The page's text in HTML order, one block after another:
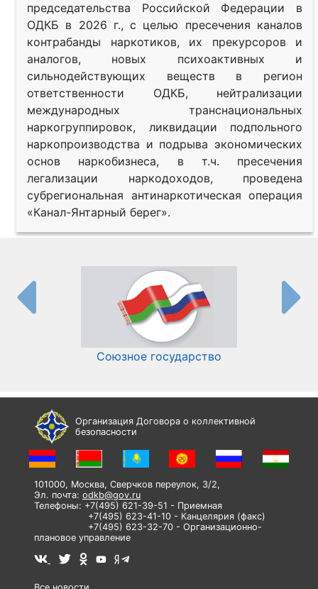
председательства Российской Федерации в
ОДКБ в 2026 г., с целью пресечения каналов
контрабанды наркотиков, их прекурсоров и
аналогов, новых психоактивных и
сильнодействующих веществ в регион
ответственности ОДКБ, нейтрализации
международных транснациональных
наркогруппировок, ликвидации подпольного
наркопроизводства и подрыва экономических
основ наркобизнеса, в т.ч. пресечения
легализации наркодоходов, проведена
субрегиональная антинаркотическая операция
«Канал-Янтарный берег».
Союзное государство
Организация Договора о коллективной
безопасности
101000, Москва, Сверчков переулок, 3/2,
Эл. почта: odkb@gov.ru
Телефоны: +7(495) 621-39-51 - Приемная
+7(495) 623-41-10 - Канцелярия (факс)
+7(495) 623-32-70 - Организационно-
плановое управление